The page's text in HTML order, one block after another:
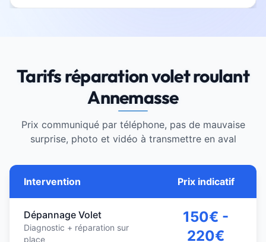
Tarifs réparation volet roulant
Annemasse
Prix communiqué par téléphone, pas de mauvaise
surprise, photo et vidéo à transmettre en aval
Intervention Prix indicatif
Dépannage Volet
Diagnostic + réparation sur
place
150€ -
220€